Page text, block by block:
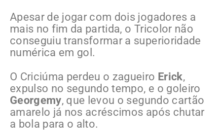
Apesar de jogar com dois jogadores a
mais no fim da partida, o Tricolor não
conseguiu transformar a superioridade
numérica em gol.
O Criciúma perdeu o zagueiro Erick,
expulso no segundo tempo, e o goleiro
Georgemy, que levou o segundo cartão
amarelo já nos acréscimos após chutar
a bola para o alto.